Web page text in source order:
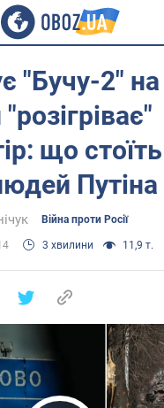
"Бучу-2" на
що
Путіна
Війна проти Росії
3 хвилини 11,9 т.